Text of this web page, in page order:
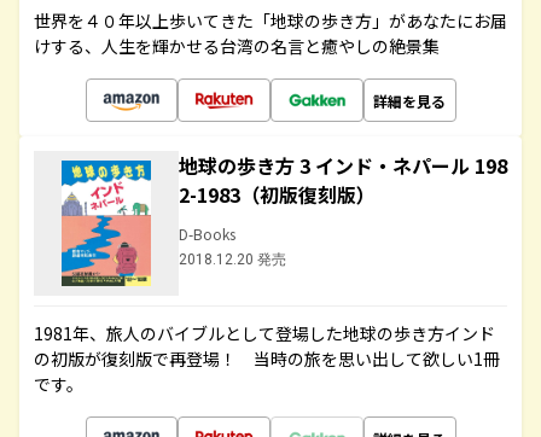
世界を４０年以上歩いてきた「地球の歩き方」があなたにお届
けする、人生を輝かせる台湾の名言と癒やしの絶景集
詳細を見る
地球の歩き方 3 インド・ネパール 198
2-1983（初版復刻版）
D-Books
2018.12.20 発売
1981年、旅人のバイブルとして登場した地球の歩き方インド
の初版が復刻版で再登場！ 当時の旅を思い出して欲しい1冊
です。